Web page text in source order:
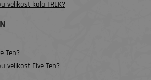
velikost kola TREK?
Ten?
velikost Five Ten?